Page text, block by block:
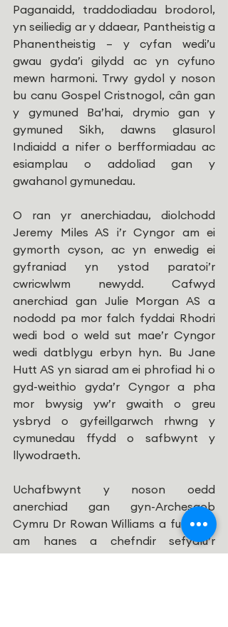
Paganaidd, traddodiadau brodorol,
yn seiliedig ar y ddaear, Pantheistig a
Phanentheistig – y cyfan wedi’u
gwau gyda’i gilydd ac yn cyfuno
mewn harmoni. Trwy gydol y noson
bu canu Gospel Cristnogol, cân gan
y gymuned Ba’hai, drymio gan y
gymuned Sikh, dawns glasurol
Indiaidd a nifer o berfformiadau ac
esiamplau o addoliad gan y
gwahanol gymunedau.
O ran yr anerchiadau, diolchodd
Jeremy Miles AS i’r Cyngor am ei
gymorth cyson, ac yn enwedig ei
gyfraniad yn ystod paratoi’r
cwricwlwm newydd. Cafwyd
anerchiad gan Julie Morgan AS a
nododd pa mor falch fyddai Rhodri
wedi bod o weld sut mae’r Cyngor
wedi datblygu erbyn hyn. Bu Jane
Hutt AS yn siarad am ei phrofiad hi o
gyd-weithio gyda’r Cyngor a pha
mor bwysig yw’r gwaith o greu
ysbryd o gyfeillgarwch rhwng y
cymunedau ffydd o safbwynt y
llywodraeth.
Uchafbwynt y noson oedd
anerchiad gan gyn-Archesgob
Cymru Dr Rowan Williams a fu’n sôn
am hanes a chefndir sefydlu’r
Cyngor. Mi oedd yn Efrog Newydd